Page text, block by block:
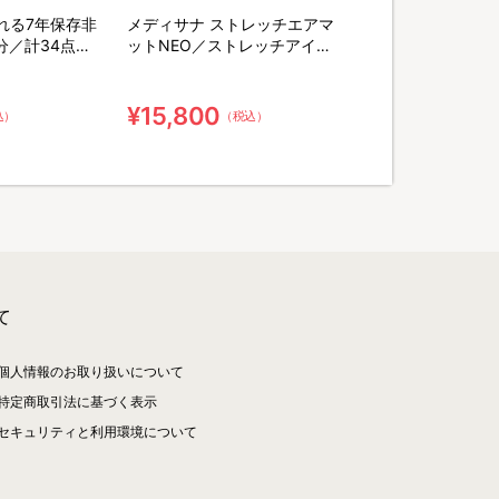
る7年保存非
／計34点セ
メディサナ ストレッチエアマ
ットNEO／ストレッチアイテ
¥15,800 （税込）
人情報のお取り扱いについて
定商取引法に基づく表示
キュリティと利用環境について